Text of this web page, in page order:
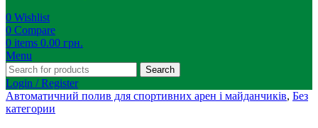
0 Wishlist
0 Compare
0 items 0.00 грн.
Menu
Search
Login / Register
Автоматичний полив для спортивних арен і майданчиків, Без
категории